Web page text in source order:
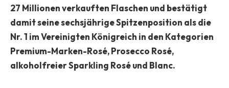
27 Millionen verkauften Flaschen und bestätigt
damit seine sechsjährige Spitzenposition als die
Nr. 1 im Vereinigten Königreich in den Kategorien
Premium-Marken-Rosé, Prosecco Rosé,
alkoholfreier Sparkling Rosé und Blanc.